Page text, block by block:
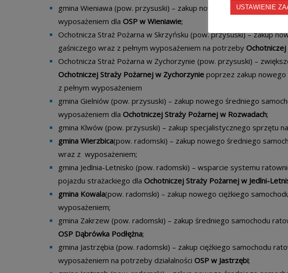
gmina Wieniawa (pow. przysuski) – zakup nowego ciężkiego
wyposażeniem dla OSP w Wieniawie;
Ochotnicza Straż Pożarna w Skrzyńsku (pow. przysuski) – zakup
gaśniczego wraz z pełnym wyposażeniem na potrzeby Ochotniczej
Ochotnicza Straż Pożarna w Zychorzynie (pow. przysuski) –
Ochotniczej Straży Pożarnej w Zychorzynie poprzez zakup nowego
z pełnym wyposażeniem
gmina Gielniów (pow. przysuski) – zakup nowego średniego
wyposażeniem dla Ochotniczej Straży Pożarnej w Rozwadach;
gmina Klwów (pow. przysuski) – zakup specjalistycznego sprzętu
gmina Wierzbica(pow. radomski) – zakup nowego średniego
wraz z wyposażeniem;
gmina Jedlnia-Letnisko (pow. radomski) – wsparcie systemu
pojazdu strażackiego dla Ochotniczej Straży Pożarnej w Jedlni-
gmina Kowala(pow. radomski) – zakup nowego ciężkiego
wyposażeniem;
gmina Zakrzew (pow. radomski) – zakup średniego samochodu
OSP Dąbrówka Podłężna;
gmina Jastrzębia (pow. radomski) – zakup ciężkiego samochodu
wyposażeniem na potrzeby działalności OSP w Jastrzębi;
USTAWIENIE